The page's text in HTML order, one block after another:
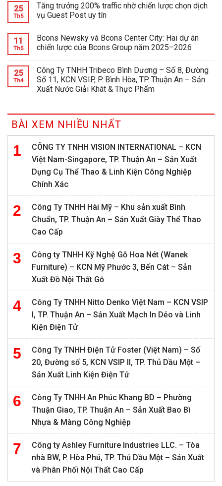
25
Th5
Tăng trưởng 200% traffic nhờ chiến lược chọn dịch
vụ Guest Post uy tín
11
Th5
Bcons Newsky và Bcons Center City: Hai dự án
chiến lược của Bcons Group năm 2025–2026
25
Th4
Công Ty TNHH Tribeco Bình Dương – Số 8, Đường
Số 11, KCN VSIP, P. Bình Hòa, TP. Thuận An – Sản
Xuất Nước Giải Khát & Thực Phẩm
BÀI XEM NHIỀU NHẤT
CÔNG TY TNHH VISION INTERNATIONAL – KCN
Việt Nam-Singapore, TP. Thuận An – Sản Xuất
Dụng Cụ Thể Thao & Linh Kiện Công Nghiệp
Chính Xác
Công Ty TNHH Hài Mỹ – Khu sản xuất Bình
Chuẩn, TP. Thuận An – Sản Xuất Giày Thể Thao
Cao Cấp
Công ty TNHH Kỹ Nghệ Gỗ Hoa Nét (Wanek
Furniture) – KCN Mỹ Phước 3, Bến Cát – Sản
Xuất Đồ Nội Thất Gỗ
Công Ty TNHH Nitto Denko Việt Nam – KCN VSIP
I, TP. Thuận An – Sản Xuất Mạch In Dẻo và Linh
Kiện Điện Tử
Công Ty TNHH Điện Tử Foster (Việt Nam) – Số
20, Đường số 5, KCN VSIP II, TP. Thủ Dầu Một –
Sản Xuất Linh Kiện Điện Tử
Công Ty TNHH An Phúc Khang BD – Phường
Thuận Giao, TP. Thuận An – Sản Xuất Bao Bì
Nhựa & Màng Công Nghiệp
Công ty Ashley Furniture Industries LLC. – Tòa
nhà BW, P. Hòa Phú, TP. Thủ Dầu Một – Sản Xuất
và Phân Phối Nội Thất Cao Cấp